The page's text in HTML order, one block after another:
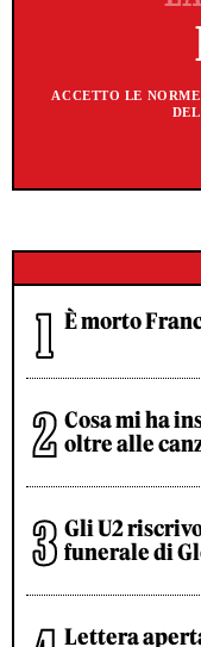
ACCETTO LE
È morto
Cosa mi ha
oltre alle
Gli U2
funerale di
Lettera